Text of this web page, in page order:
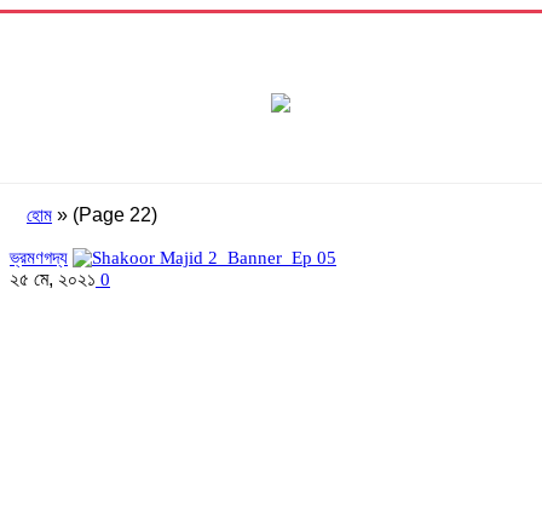
হোম » (Page 22)
ভ্রমণগদ্য
২৫ মে, ২০২১ 0